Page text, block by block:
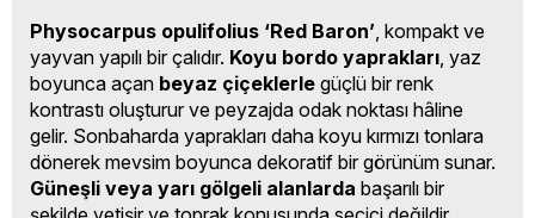
Physocarpus opulifolius ‘Red Baron’, kompakt ve
yayvan yapılı bir çalıdır. Koyu bordo yaprakları, yaz
boyunca açan beyaz çiçeklerle güçlü bir renk
kontrastı oluşturur ve peyzajda odak noktası hâline
gelir. Sonbaharda yaprakları daha koyu kırmızı tonlara
dönerek mevsim boyunca dekoratif bir görünüm sunar.
Güneşli veya yarı gölgeli alanlarda başarılı bir